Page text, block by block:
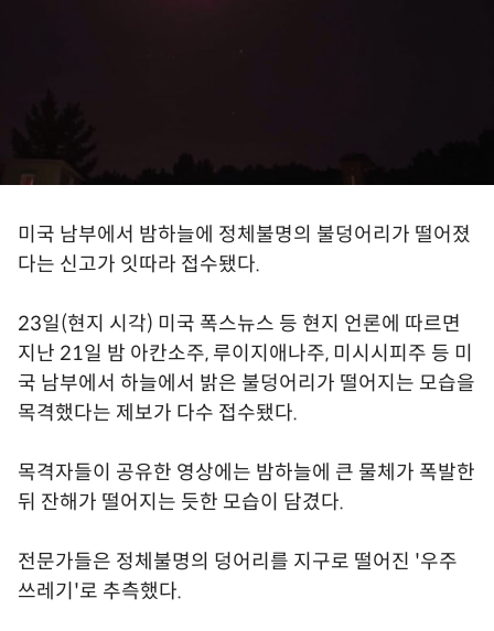
미국 남부에서 밤하늘에 정체불명의 불덩어리가 떨어졌
다는 신고가 잇따라 접수됐다.
23일(현지 시각) 미국 폭스뉴스 등 현지 언론에 따르면
지난 21일 밤 아칸소주, 루이지애나주, 미시시피주 등 미
국 남부에서 하늘에서 밝은 불덩어리가 떨어지는 모습을
목격했다는 제보가 다수 접수됐다.
목격자들이 공유한 영상에는 밤하늘에 큰 물체가 폭발한
뒤 잔해가 떨어지는 듯한 모습이 담겼다.
전문가들은 정체불명의 덩어리를 지구로 떨어진 '우주
쓰레기'로 추측했다.